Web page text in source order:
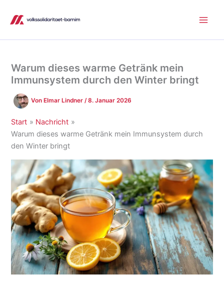
Inhalt
Warum dieses warme Getränk mein
Immunsystem durch den Winter bringt
Von Elmar Lindner/8. Januar 2026
Start
Nachricht
Warum dieses warme Getränk mein Immunsystem durch
den Winter bringt